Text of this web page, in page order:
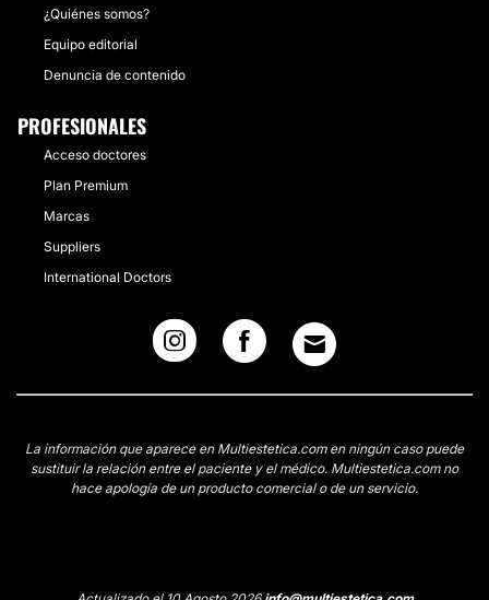
¿Quiénes somos?
Equipo editorial
Denuncia de contenido
PROFESIONALES
Acceso doctores
Plan Premium
Marcas
Suppliers
International Doctors
La información que aparece en Multiestetica.com en ningún caso puede
sustituir la relación entre el paciente y el médico. Multiestetica.com no
hace apología de un producto comercial o de un servicio.